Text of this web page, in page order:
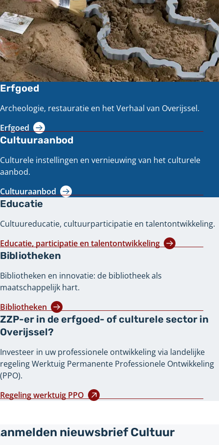
Erfgoed
Archeologie, restauratie en het Verhaal van Overijssel.
Erfgoed
Cultuuraanbod
Culturele instellingen en vernieuwing van het culturele
aanbod.
Cultuuraanbod
Educatie
Cultuureducatie, cultuurparticipatie en talentontwikkeling.
Educatie, participatie en talentontwikkeling
Bibliotheken
Bibliotheken en innovatie: de bibliotheek als
maatschappelijk hart.
Bibliotheken
ZZP-er in de erfgoed- of culturele sector in
Overijssel?
Investeer in uw professionele ontwikkeling via landelijke
regeling Werktuig Permanente Professionele Ontwikkeling
(PPO).
Regeling werktuig PPO
nieuwsbrief Cultuur